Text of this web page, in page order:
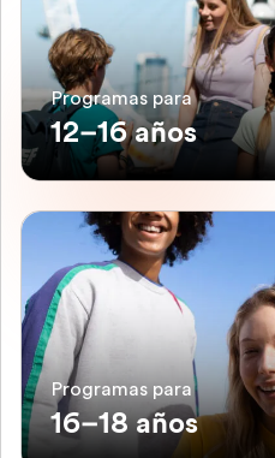
Programas para
12–16 años
Programas para
16–18 años